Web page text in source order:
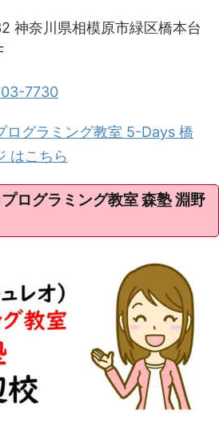
神奈川県相模原市緑区橋本台
7730
ログラミング教室 5-Days 橋
はこちら
ログラミング教室 森塾 淵野